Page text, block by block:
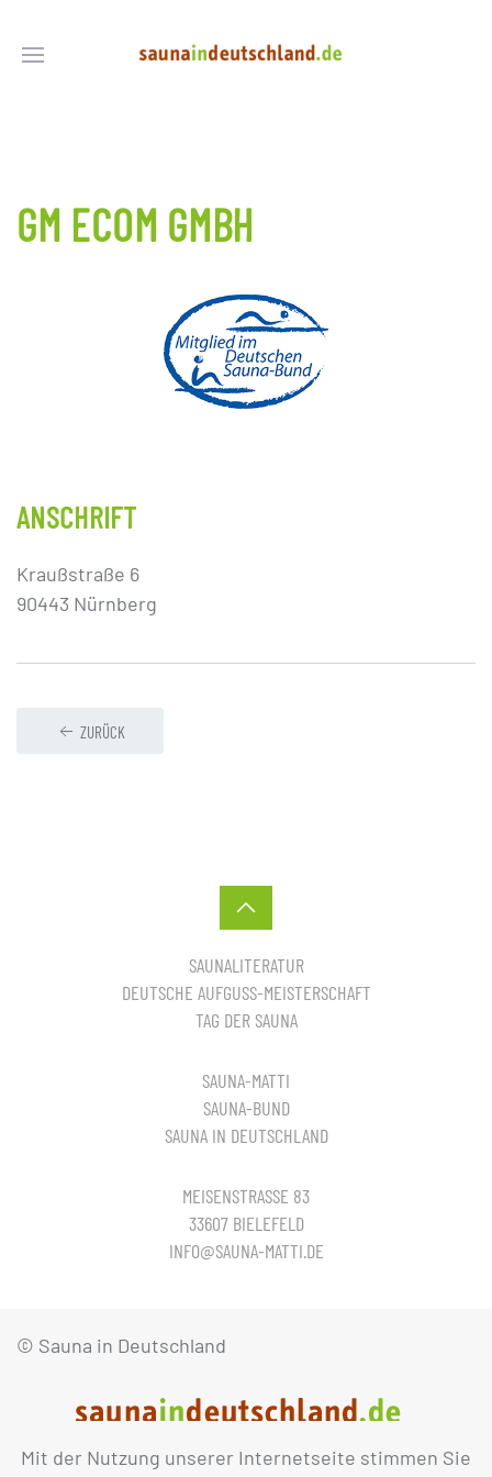
Mit der Nutzung unserer Internetseite stimmen Sie
GM ECOM GMBH
ANSCHRIFT
Kraußstraße 6
90443 Nürnberg
ZURÜCK
SAUNALITERATUR
DEUTSCHE AUFGUSS-MEISTERSCHAFT
TAG DER SAUNA
SAUNA-MATTI
SAUNA-BUND
SAUNA IN DEUTSCHLAND
MEISENSTRASSE 83
33607 BIELEFELD
INFO@SAUNA-MATTI.DE
© Sauna in Deutschland